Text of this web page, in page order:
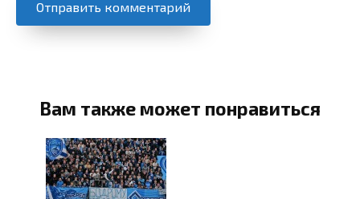
Вам также может понравиться